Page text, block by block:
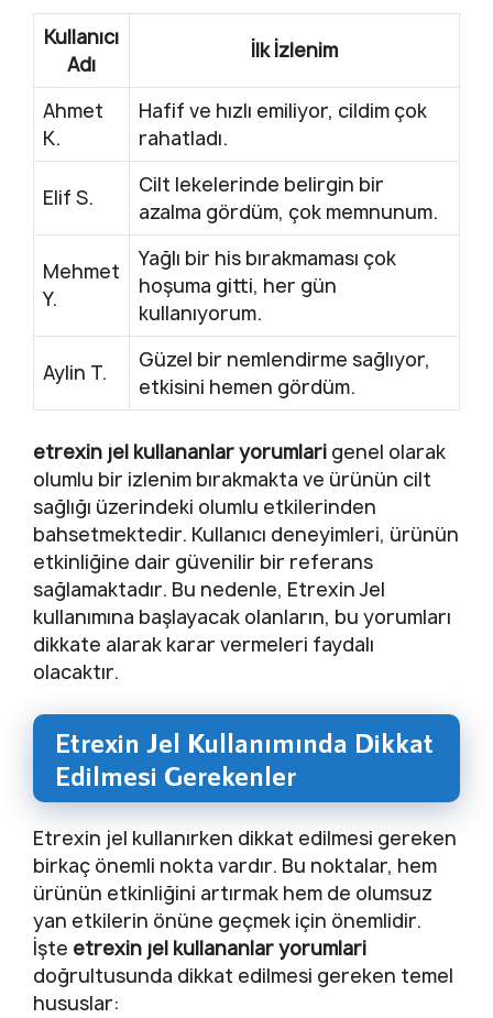
Kullanıcı
Adı
İlk İzlenim
Ahmet
K.
Hafif ve hızlı emiliyor, cildim çok
rahatladı.
Elif S.
Cilt lekelerinde belirgin bir
azalma gördüm, çok memnunum.
Mehmet
Y.
Yağlı bir his bırakmaması çok
hoşuma gitti, her gün
kullanıyorum.
Aylin T.
Güzel bir nemlendirme sağlıyor,
etkisini hemen gördüm.
etrexin jel kullananlar yorumlari genel olarak
olumlu bir izlenim bırakmakta ve ürünün cilt
sağlığı üzerindeki olumlu etkilerinden
bahsetmektedir. Kullanıcı deneyimleri, ürünün
etkinliğine dair güvenilir bir referans
sağlamaktadır. Bu nedenle, Etrexin Jel
kullanımına başlayacak olanların, bu yorumları
dikkate alarak karar vermeleri faydalı
olacaktır.
Etrexin Jel Kullanımında Dikkat
Edilmesi Gerekenler
Etrexin jel kullanırken dikkat edilmesi gereken
birkaç önemli nokta vardır. Bu noktalar, hem
ürünün etkinliğini artırmak hem de olumsuz
yan etkilerin önüne geçmek için önemlidir.
İşte etrexin jel kullananlar yorumlari
doğrultusunda dikkat edilmesi gereken temel
hususlar: